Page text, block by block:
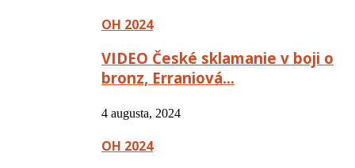
OH 2024
VIDEO České sklamanie v boji o
bronz, Erraniová…
4 augusta, 2024
OH 2024